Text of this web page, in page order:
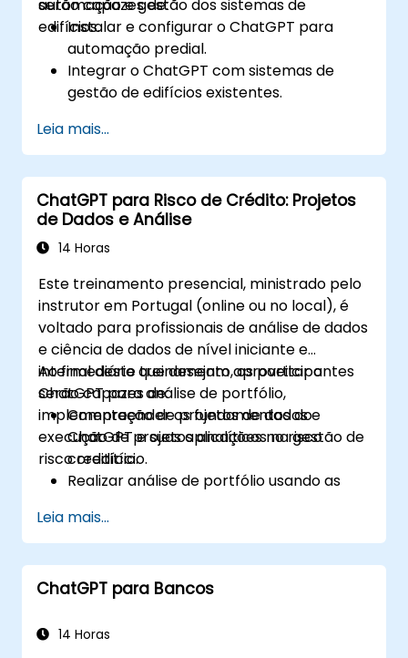
automação e gestão dos sistemas de
edifícios.
serão capazes de:
Instalar e configurar o ChatGPT para
automação predial.
Integrar o ChatGPT com sistemas de
gestão de edifícios existentes.
HVAC e sistemas de segurança contra
incêndio usando o ChatGPT.
Desenvolver e implementar scripts de
automação personalizados.
Monitorar e gerenciar os sistemas de
edifícios usando insights impulsionados
Leia mais...
ChatGPT para Risco de Crédito: Projetos
de Dados e Análise
14 Horas
Este treinamento presencial, ministrado pelo
instrutor em Portugal (online ou no local), é
voltado para profissionais de análise de dados
e ciência de dados de nível iniciante e
intermediário que desejam aproveitar o
ChatGPT para análise de portfólio,
implementação de projetos de dados e
execução de projetos analíticos na gestão de
risco creditício.
Ao final deste treinamento, os participantes
serão capazes de:
Compreender os fundamentos do
ChatGPT e suas aplicações no risco
creditício.
Realizar análise de portfólio usando as
ChatGPT.
Implementar projetos de dados e
analytics com a assistência do ChatGPT.
Acelerar processos decisórios utilizando o
creditício.
Leia mais...
ChatGPT para Bancos
14 Horas